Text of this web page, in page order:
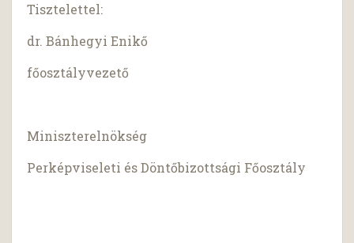
Tisztelettel:
dr. Bánhegyi Enikő
főosztályvezető
Miniszterelnökség
Perképviseleti és Döntőbizottsági Főosztály